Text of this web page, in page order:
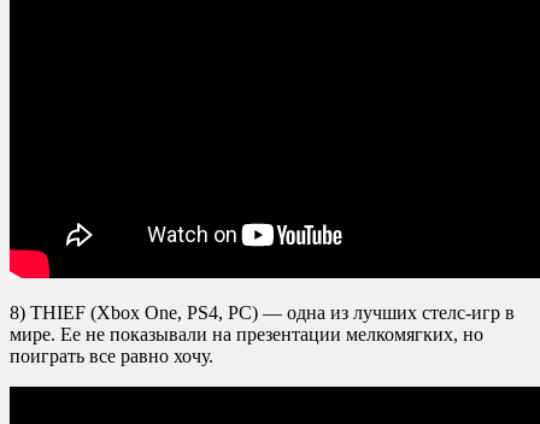
8) THIEF (Xbox One, PS4, PC) — одна из лучших стелс-игр в
мире. Ее не показывали на презентации мелкомягких, но
поиграть все равно хочу.